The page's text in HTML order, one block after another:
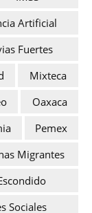
Artificial
Fuertes
Mixteca
Oaxaca
Pemex
Migrantes
Sociales